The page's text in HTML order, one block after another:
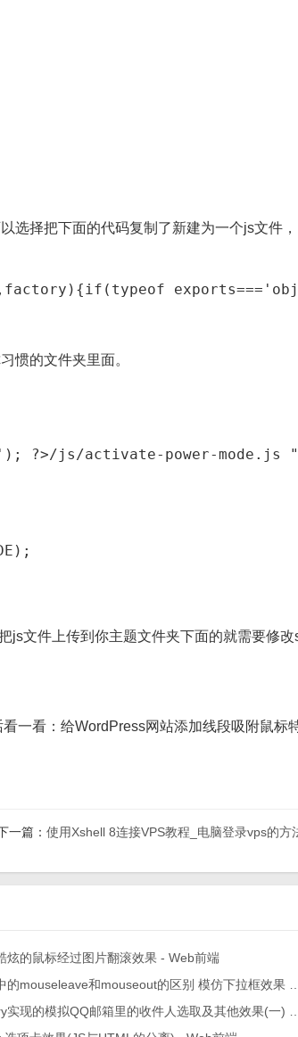
选择把下面的代码复制了新建为一个js文件，
惯的文件夹里面。
?>/js/activate-power-mode.js
js文件上传到你主题文件夹下面的就需要修改
一看：给WordPress网站添加线段吸附鼠标
一篇： 使用Xshell 8连接VPS教程_电脑登录vps的方
炫的鼠标经过图片翻滚效果 - Web前端